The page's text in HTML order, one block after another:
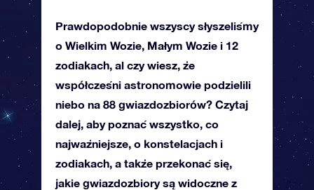
Prawdopodobnie wszyscy słyszeliśmy
o Wielkim Wozie, Małym Wozie i 12
zodiakach, al czy wiesz, że
współcześni astronomowie podzielili
niebo na 88 gwiazdozbiorów? Czytaj
dalej, aby poznać wszystko, co
najważniejsze, o konstelacjach i
zodiakach, a także przekonać się,
jakie gwiazdozbiory są widoczne z